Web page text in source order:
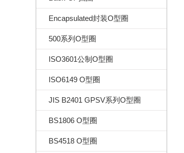
Encapsulated封装O型圈
500系列O型圈
ISO3601公制O型圈
ISO6149 O型圈
JIS B2401 GPSV系列O型圈
BS1806 O型圈
BS4518 O型圈